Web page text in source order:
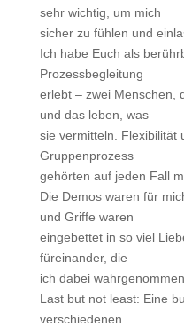
sehr wichtig, um mich
sicher zu fühlen und
Ich habe Euch als
Prozessbegleitung
erlebt – zwei Menschen,
und das leben, was
sie vermitteln. Flexibilität
Gruppenprozess
gehörten auf jeden Fall
Die Demos waren für
und Griffe waren
eingebettet in so viel
füreinander, die
ich dabei
Last but not least: Eine
verschiedenen